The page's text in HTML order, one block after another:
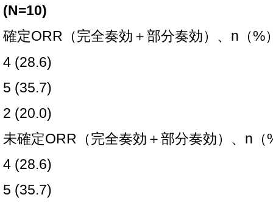
(N=10)
確定ORR（完全奏効＋部分奏効）、n（%
4 (28.6)
5 (35.7)
2 (20.0)
未確定ORR（完全奏効＋部分奏効）、n（
4 (28.6)
5 (35.7)